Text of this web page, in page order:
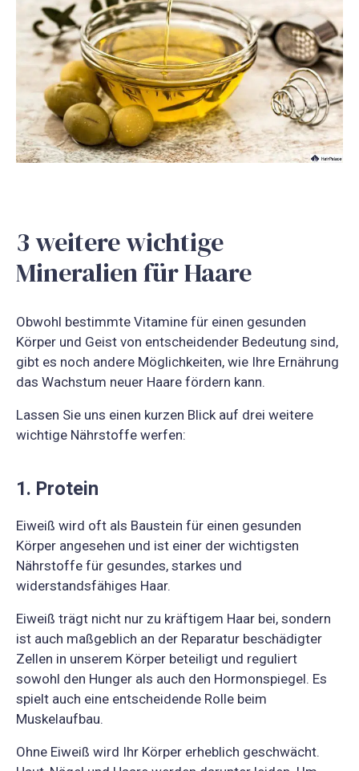
3 weitere wichtige
Mineralien für Haare
Obwohl bestimmte Vitamine für einen gesunden
Körper und Geist von entscheidender Bedeutung sind,
gibt es noch andere Möglichkeiten, wie Ihre Ernährung
das Wachstum neuer Haare fördern kann.
Lassen Sie uns einen kurzen Blick auf drei weitere
wichtige Nährstoffe werfen:
1. Protein
Eiweiß wird oft als Baustein für einen gesunden
Körper angesehen und ist einer der wichtigsten
Nährstoffe für gesundes, starkes und
widerstandsfähiges Haar.
Eiweiß trägt nicht nur zu kräftigem Haar bei, sondern
ist auch maßgeblich an der Reparatur beschädigter
Zellen in unserem Körper beteiligt und reguliert
sowohl den Hunger als auch den Hormonspiegel. Es
spielt auch eine entscheidende Rolle beim
Muskelaufbau.
Ohne Eiweiß wird Ihr Körper erheblich geschwächt.